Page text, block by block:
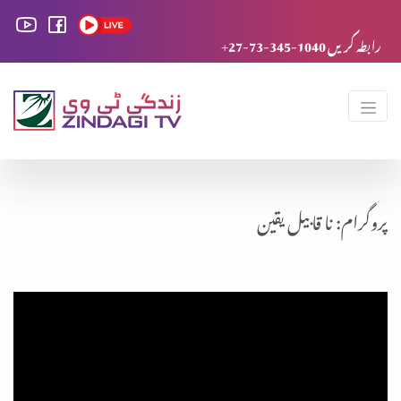
+27-73-345-1040 رابطہ کریں
پروگرام: نا قابیل یقین